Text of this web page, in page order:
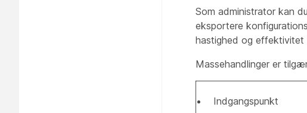
Som administrator kan
eksportere
hastighed og effektivitet
Massehandlinger er
Indgangspunkt